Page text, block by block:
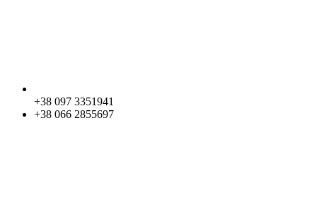
+38 097 3351941
+38 066 2855697